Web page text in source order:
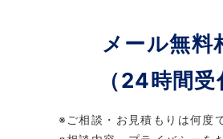
メール無料
（24時間受
※ご相談・お見積もりは何度